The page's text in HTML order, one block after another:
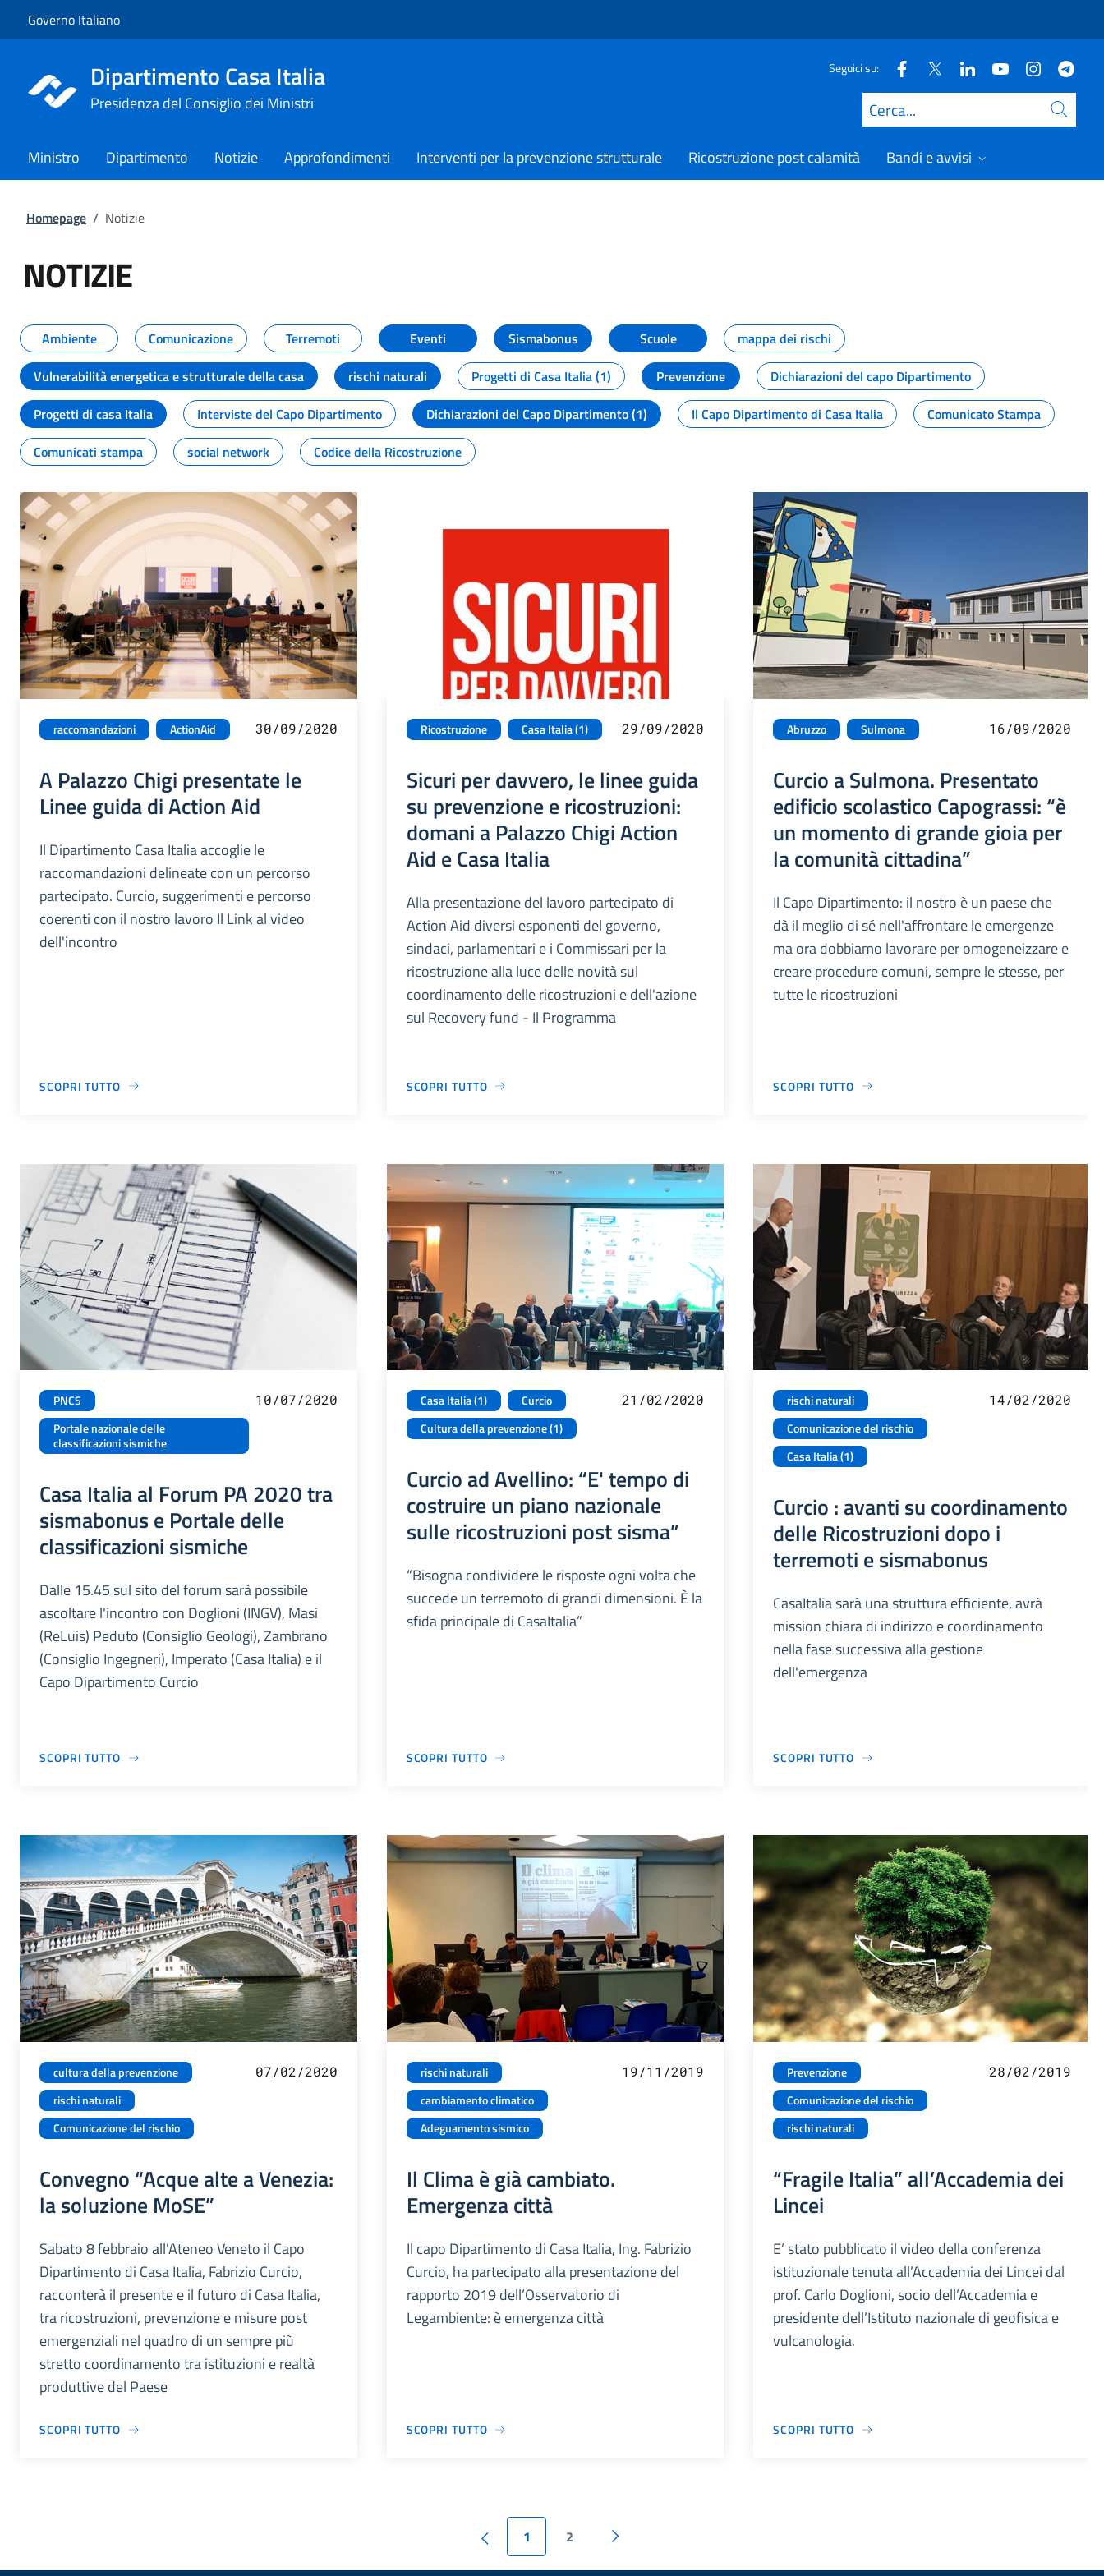
Governo Italiano
Dipartimento Casa Italia
Presidenza del Consiglio dei Ministri
Seguici su:
Cerca
Ministro Dipartimento Notizie Approfondimenti Interventi per la prevenzione strutturale Ricostruzione post calamità Bandi e avvisi
Homepage / Notizie
NOTIZIE
Tutti i contenuti della pagina NOTIZIE
Ambiente Comunicazione Terremoti Eventi Sismabonus Scuole
mappa dei rischi
Vulnerabilità energetica e strutturale della casa
rischi naturali Progetti di Casa Italia (1) Prevenzione
Dichiarazioni del capo Dipartimento
Progetti di casa Italia
Interviste del Capo Dipartimento Dichiarazioni del Capo Dipartimento (1) Il Capo Dipartimento di Casa Italia
Comunicato Stampa
Comunicati stampa
social network Codice della Ricostruzione
raccomandazioni ActionAid 30/09/2020
A Palazzo Chigi presentate le
Linee guida di Action Aid
Il Dipartimento Casa Italia accoglie le
raccomandazioni delineate con un percorso
partecipato. Curcio, suggerimenti e percorso
coerenti con il nostro lavoro Il Link al video
dell'incontro
SCOPRI TUTTO
Ricostruzione Casa Italia (1) 29/09/2020
Sicuri per davvero, le linee guida
su prevenzione e ricostruzioni:
domani a Palazzo Chigi Action
Aid e Casa Italia
Alla presentazione del lavoro partecipato di
Action Aid diversi esponenti del governo,
sindaci, parlamentari e i Commissari per la
ricostruzione alla luce delle novità sul
coordinamento delle ricostruzioni e dell'azione
sul Recovery fund - Il Programma
SCOPRI TUTTO
Abruzzo Sulmona 16/09/2020
Curcio a Sulmona. Presentato
edificio scolastico Capograssi: “è
un momento di grande gioia per
la comunità cittadina”
Il Capo Dipartimento: il nostro è un paese che
dà il meglio di sé nell'affrontare le emergenze
ma ora dobbiamo lavorare per omogeneizzare e
creare procedure comuni, sempre le stesse, per
tutte le ricostruzioni
SCOPRI TUTTO
PNCS
Portale nazionale delle
classificazioni sismiche
10/07/2020
Casa Italia al Forum PA 2020 tra
sismabonus e Portale delle
classificazioni sismiche
Dalle 15.45 sul sito del forum sarà possibile
ascoltare l'incontro con Doglioni (INGV), Masi
(ReLuis) Peduto (Consiglio Geologi), Zambrano
(Consiglio Ingegneri), Imperato (Casa Italia) e il
Capo Dipartimento Curcio
SCOPRI TUTTO
Casa Italia (1)
Curcio
Cultura della prevenzione (1)
21/02/2020
Curcio ad Avellino: “E' tempo di
costruire un piano nazionale
sulle ricostruzioni post sisma”
“Bisogna condividere le risposte ogni volta che
succede un terremoto di grandi dimensioni. È la
sfida principale di CasaItalia”
SCOPRI TUTTO
rischi naturali
Comunicazione del rischio
Casa Italia (1)
14/02/2020
Curcio : avanti su coordinamento
delle Ricostruzioni dopo i
terremoti e sismabonus
CasaItalia sarà una struttura efficiente, avrà
mission chiara di indirizzo e coordinamento
nella fase successiva alla gestione
dell'emergenza
SCOPRI TUTTO
cultura della prevenzione
rischi naturali
Comunicazione del rischio
07/02/2020
Convegno “Acque alte a Venezia:
la soluzione MoSE”
Sabato 8 febbraio all'Ateneo Veneto il Capo
Dipartimento di Casa Italia, Fabrizio Curcio,
racconterà il presente e il futuro di Casa Italia,
tra ricostruzioni, prevenzione e misure post
emergenziali nel quadro di un sempre più
stretto coordinamento tra istituzioni e realtà
produttive del Paese
SCOPRI TUTTO
rischi naturali
cambiamento climatico
Adeguamento sismico
19/11/2019
Il Clima è già cambiato.
Emergenza città
Il capo Dipartimento di Casa Italia, Ing. Fabrizio
Curcio, ha partecipato alla presentazione del
rapporto 2019 dell’Osservatorio di
Legambiente: è emergenza città
SCOPRI TUTTO
Prevenzione
Comunicazione del rischio
rischi naturali
28/02/2019
“Fragile Italia” all’Accademia dei
Lincei
E’ stato pubblicato il video della conferenza
istituzionale tenuta all’Accademia dei Lincei dal
prof. Carlo Doglioni, socio dell’Accademia e
presidente dell’Istituto nazionale di geofisica e
vulcanologia.
SCOPRI TUTTO
1 2